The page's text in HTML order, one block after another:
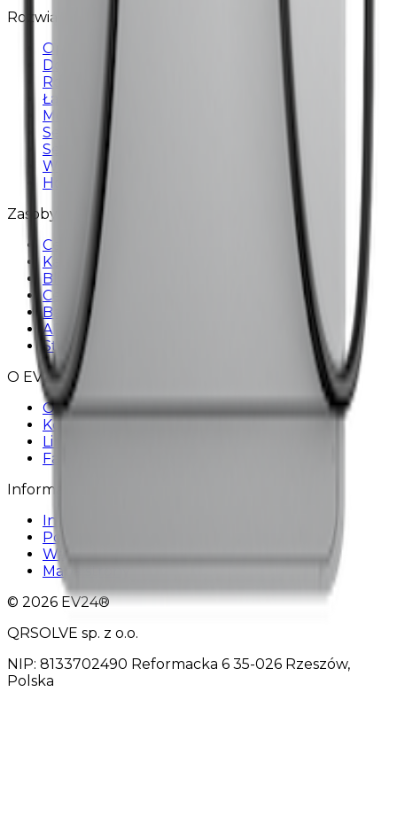
Rozwiązania
Operatorzy stacji ładowania
Dostawcy usług
Rozwiązania flotowe
Ładowanie w domu
Mobilna ładowarka
Sektor prywatny
Sektor publiczny
Wspólnoty mieszkaniowe
Hotele i restauracje
Zasoby
Cennik
Kalkulator zysku
Blog
Centrum wsparcia
Baza wiedzy
API
Status usługi
O EV24
O nas
Kontakt
LinkedIn
Facebook
Informacje
Informacje prawne
Polityka bezpieczeństwa informacji
Warunki świadczenia usług
Mapa strony
© 2026 EV24®
QRSOLVE sp. z o.o.
NIP: 8133702490 Reformacka 6 35-026 Rzeszów,
Polska